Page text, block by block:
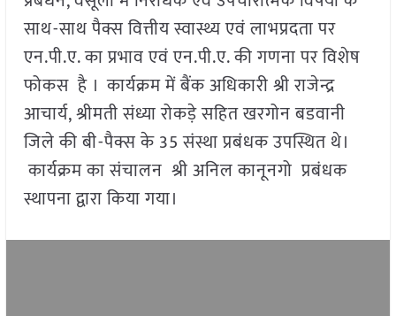
साथ-साथ पैक्स वित्तीय स्वास्थ्य एवं लाभप्रदता पर
एन.पी.ए. का प्रभाव एवं एन.पी.ए. की गणना पर विशेष
फोकस है । कार्यक्रम में बैंक अधिकारी श्री राजेन्द्र
आचार्य, श्रीमती संध्या रोकड़े सहित खरगोन बडवानी
जिले की बी-पैक्स के 35 संस्था प्रबंधक उपस्थित थे।
कार्यक्रम का संचालन श्री अनिल कानूनगो प्रबंधक
स्थापना द्वारा किया गया।